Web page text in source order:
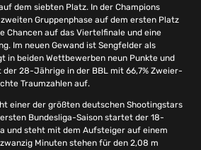
dem siebten Platz. In der Champions
Gruppenphase auf dem ersten Platz
Chancen auf das Viertelfinale und eine
Im neuen Gewand ist Sengfelder als
in beiden Wettbewerben neun Punkte und
der 28-Jährige in der BBL mit 66,7% Zweier-
Traumzahlen auf.
einer der größten deutschen Shootingstars
Bundesliga-Saison startet der 18-
und steht mit dem Aufsteiger auf einem
Minuten stehen für den 2,08 m